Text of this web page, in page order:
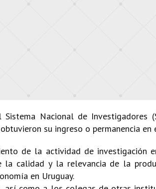
Nacional de Investigadores
su ingreso o permanencia en
de la actividad de investigación
calidad y la relevancia de la
en Uruguay.